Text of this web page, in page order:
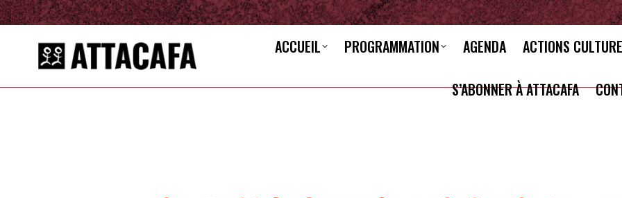
ACCUEIL PROGRAMMATION AGENDA ACTIONS
S’ABONNER À ATTACAFA